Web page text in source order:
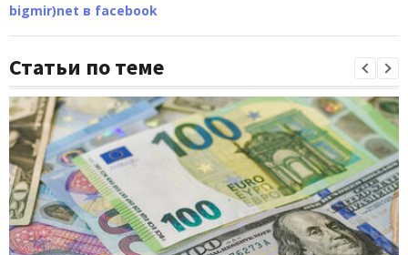
bigmir)net в facebook
Статьи по теме